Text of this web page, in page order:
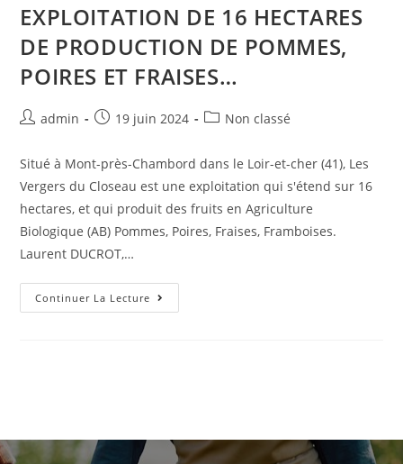
EXPLOITATION DE 16 HECTARES
DE PRODUCTION DE POMMES,
POIRES ET FRAISES…
admin 19 juin 2024 Non classé
Situé à Mont-près-Chambord dans le Loir-et-cher (41), Les
Vergers du Closeau est une exploitation qui s'étend sur 16
hectares, et qui produit des fruits en Agriculture
Biologique (AB) Pommes, Poires, Fraises, Framboises.
Laurent DUCROT,…
Continuer La Lecture